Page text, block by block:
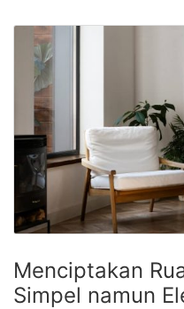
Menciptakan
Simpel namun